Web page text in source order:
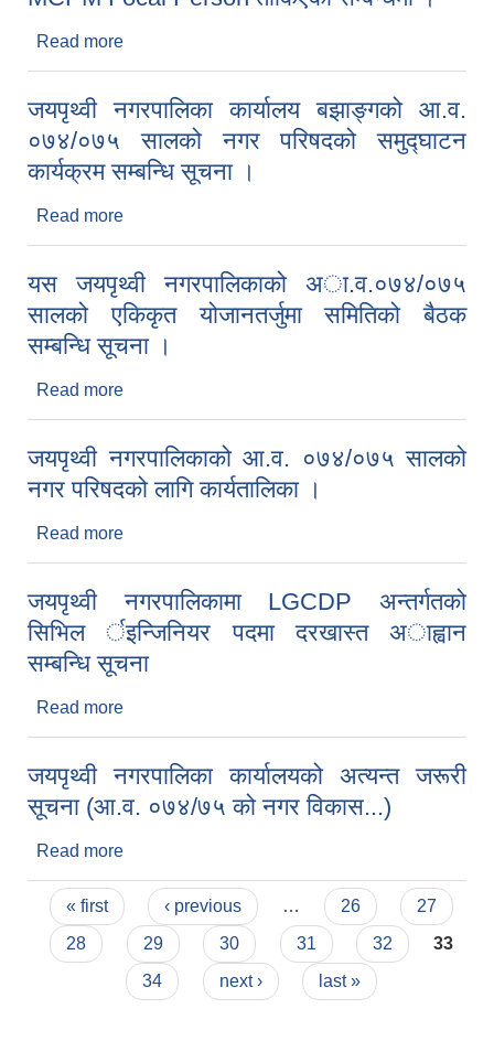
Read more
जयपृथ्वी नगरपालिका कार्यालय बझाङ्गको आ.व.
०७४/०७५ सालको नगर परिषदको समुद्घाटन
कार्यक्रम सम्बन्धि सूचना ।
Read more
यस जयपृथ्वी नगरपालिकाको अा.व.०७४/०७५
सालको एकिकृत योजानतर्जुमा समितिको बैठक
सम्बन्धि सूचना ।
Read more
जयपृथ्वी नगरपालिकाको आ.व. ०७४/०७५ सालको
नगर परिषदको लागि कार्यतालिका ।
Read more
जयपृथ्वी नगरपालिकामा LGCDP अन्तर्गतको
सिभिल र्इन्जिनियर पदमा दरखास्त अाह्वान
सम्बन्धि सूचना
Read more
जयपृथ्वी नगरपालिका कार्यालयको अत्यन्त जरूरी
सूचना (आ.व. ०७४/७५ को नगर विकास...)
Read more
Pages
« first ‹ previous … 26
27
28
29 30 31 32
33
34
next › last »